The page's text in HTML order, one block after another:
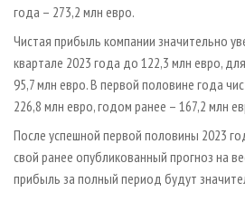
года – 273,2 млн евро.
Чистая прибыль компании значительно
квартале 2023 года до 122,3 млн евро,
95,7 млн евро. В первой половине года
226,8 млн евро, годом ранее – 167,2 млн
После успешной первой половины 2023
свой ранее опубликованный прогноз на
прибыль за полный период будут